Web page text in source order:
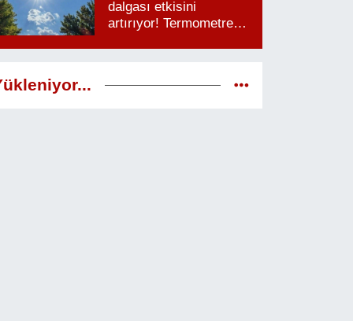
dalgası etkisini
artırıyor! Termometreler